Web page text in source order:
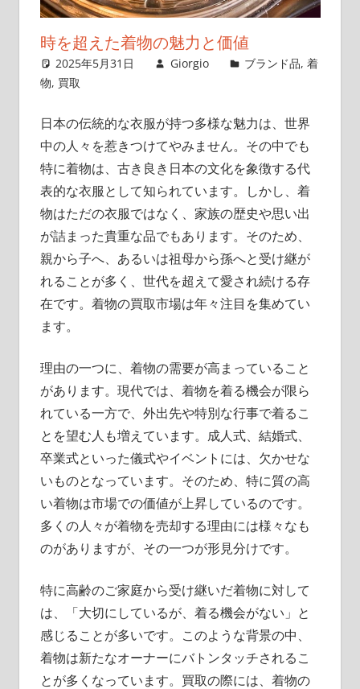
ル。
時を超えた着物の魅力と価値
2025年5月31日 Giorgio ブランド品,着
物, 買取
日本の伝統的な衣服が持つ多様な魅力は、世界
中の人々を惹きつけてやみません。 その中でも
特に着物は、古き良き日本の文化を象徴する代
表的な衣服として知られています。しかし、着
物はただの衣服ではなく、家族の歴史や思い出
が詰まった貴重な品でもあります。そのため、
親から子へ、あるいは祖母から孫へと受け継が
れることが多く、世代を超えて愛され続ける存
在です。着物の買取市場は年々注目を集めてい
ます。
理由の一つに、着物の需要が高まっていること
があります。現代では、着物を着る機会が限ら
れている一方で、外出先や特別な行事で着るこ
とを望む人も増えています。成人式、結婚式、
卒業式といった儀式やイベントには、欠かせな
いものとなっています。そのため、特に質の高
い着物は市場での価値が上昇しているのです。
多くの人々が着物を売却する理由には様々なも
のがありますが、その一つが形見分けです。
特に高齢のご家庭から受け継いだ着物に対して
は、「大切にしているが、着る機会がない」と
感じることが多いです。このような背景の中、
着物は新たなオーナーにバトンタッチされるこ
とが多くなっています。買取の際には、着物の